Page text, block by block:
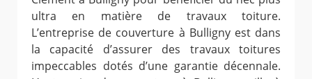
ultra en matière de travaux toiture.
L’entreprise de couverture à Bulligny est dans
la capacité d’assurer des travaux toitures
impeccables dotés d’une garantie décennale.